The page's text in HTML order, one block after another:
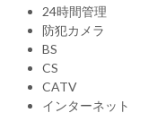
24時間管理
防犯カメラ
BS
CS
CATV
インターネット